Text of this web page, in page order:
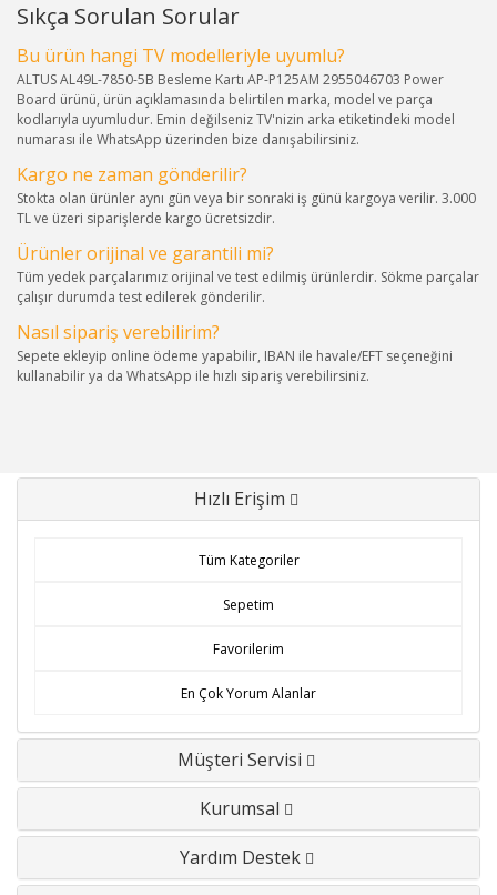
Sıkça Sorulan Sorular
Bu ürün hangi TV modelleriyle uyumlu?
ALTUS AL49L-7850-5B Besleme Kartı AP-P125AM 2955046703 Power
Board ürünü, ürün açıklamasında belirtilen marka, model ve parça
kodlarıyla uyumludur. Emin değilseniz TV'nizin arka etiketindeki model
numarası ile WhatsApp üzerinden bize danışabilirsiniz.
Kargo ne zaman gönderilir?
Stokta olan ürünler aynı gün veya bir sonraki iş günü kargoya verilir. 3.000
TL ve üzeri siparişlerde kargo ücretsizdir.
Ürünler orijinal ve garantili mi?
Tüm yedek parçalarımız orijinal ve test edilmiş ürünlerdir. Sökme parçalar
çalışır durumda test edilerek gönderilir.
Nasıl sipariş verebilirim?
Sepete ekleyip online ödeme yapabilir, IBAN ile havale/EFT seçeneğini
kullanabilir ya da WhatsApp ile hızlı sipariş verebilirsiniz.
Hızlı Erişim
Tüm Kategoriler
Sepetim
Favorilerim
En Çok Yorum Alanlar
Müşteri Servisi
Kurumsal
Yardım Destek